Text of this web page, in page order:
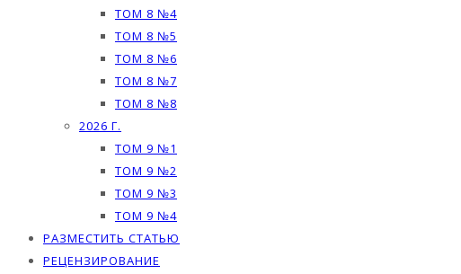
ТОМ 8 №4
ТОМ 8 №5
ТОМ 8 №6
ТОМ 8 №7
ТОМ 8 №8
2026 Г.
ТОМ 9 №1
ТОМ 9 №2
ТОМ 9 №3
ТОМ 9 №4
РАЗМЕСТИТЬ СТАТЬЮ
РЕЦЕНЗИРОВАНИЕ